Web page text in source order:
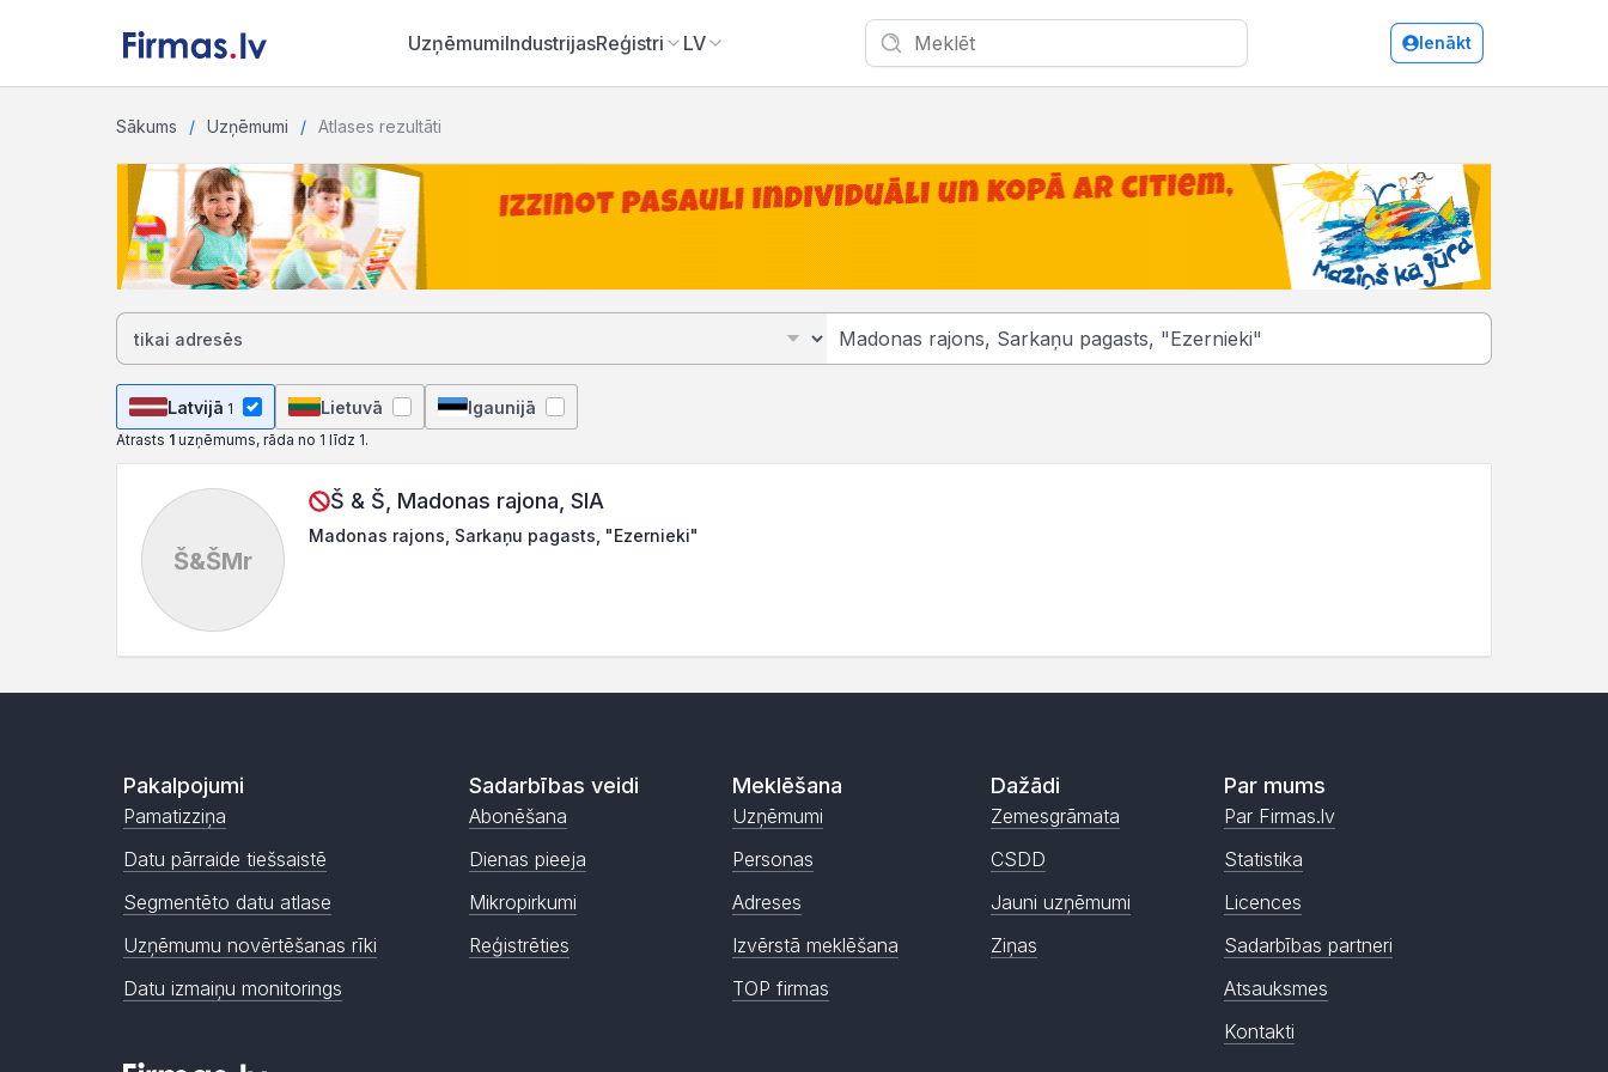
UzņēmumiIndustrijasReģistri LV Ienākt
Sākums Uzņēmumi Atlases rezultāti
Latvijā 1 Lietuvā Igaunijā
Atrasts 1 uzņēmums, rāda no 1 līdz 1.
Š&ŠMr
Š & Š, Madonas rajona, SIA
Madonas rajons, Sarkaņu pagasts, "Ezernieki"
Pakalpojumi
Pamatizziņa
Datu pārraide tiešsaistē
Segmentēto datu atlase
Uzņēmumu novērtēšanas rīki
Datu izmaiņu monitorings
Sadarbības veidi
Abonēšana
Dienas pieeja
Mikropirkumi
Reģistrēties
Meklēšana
Uzņēmumi
Personas
Adreses
Izvērstā meklēšana
TOP firmas
Dažādi
Zemesgrāmata
CSDD
Jauni uzņēmumi
Ziņas
Par mums
Par Firmas.lv
Statistika
Licences
Sadarbības partneri
Atsauksmes
Kontakti